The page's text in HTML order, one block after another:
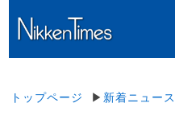
トップページ ▶ 新着ニュー